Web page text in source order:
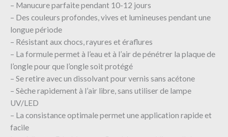
– Manucure parfaite pendant 10-12 jours
– Des couleurs profondes, vives et lumineuses pendant une
longue période
– Résistant aux chocs, rayures et éraflures
– La formule permet à l’eau et à l’air de pénétrer la plaque de
l’ongle pour que l’ongle soit protégé
– Se retire avec un dissolvant pour vernis sans acétone
– Sèche rapidement à l’air libre, sans utiliser de lampe
UV/LED
– La consistance optimale permet une application rapide et
facile